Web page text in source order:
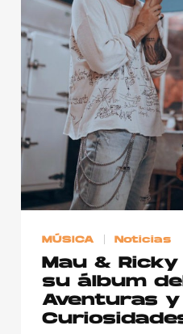
MÚSICA Noticias
Mau &
su álbum
Aventuras y